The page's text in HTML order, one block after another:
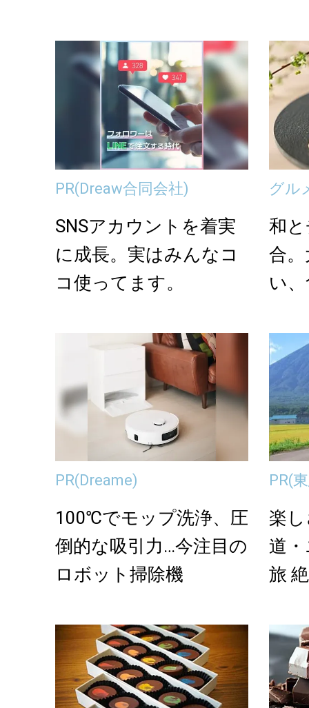
PR(Dreaw合同会社)
SNSアカウントを着実
に成長。実はみんなコ
コ使ってます。
グル
和
合
い
PR(Dreame)
100℃でモップ洗浄、圧
倒的な吸引力…今注目の
ロボット掃除機
PR(
楽
道
旅